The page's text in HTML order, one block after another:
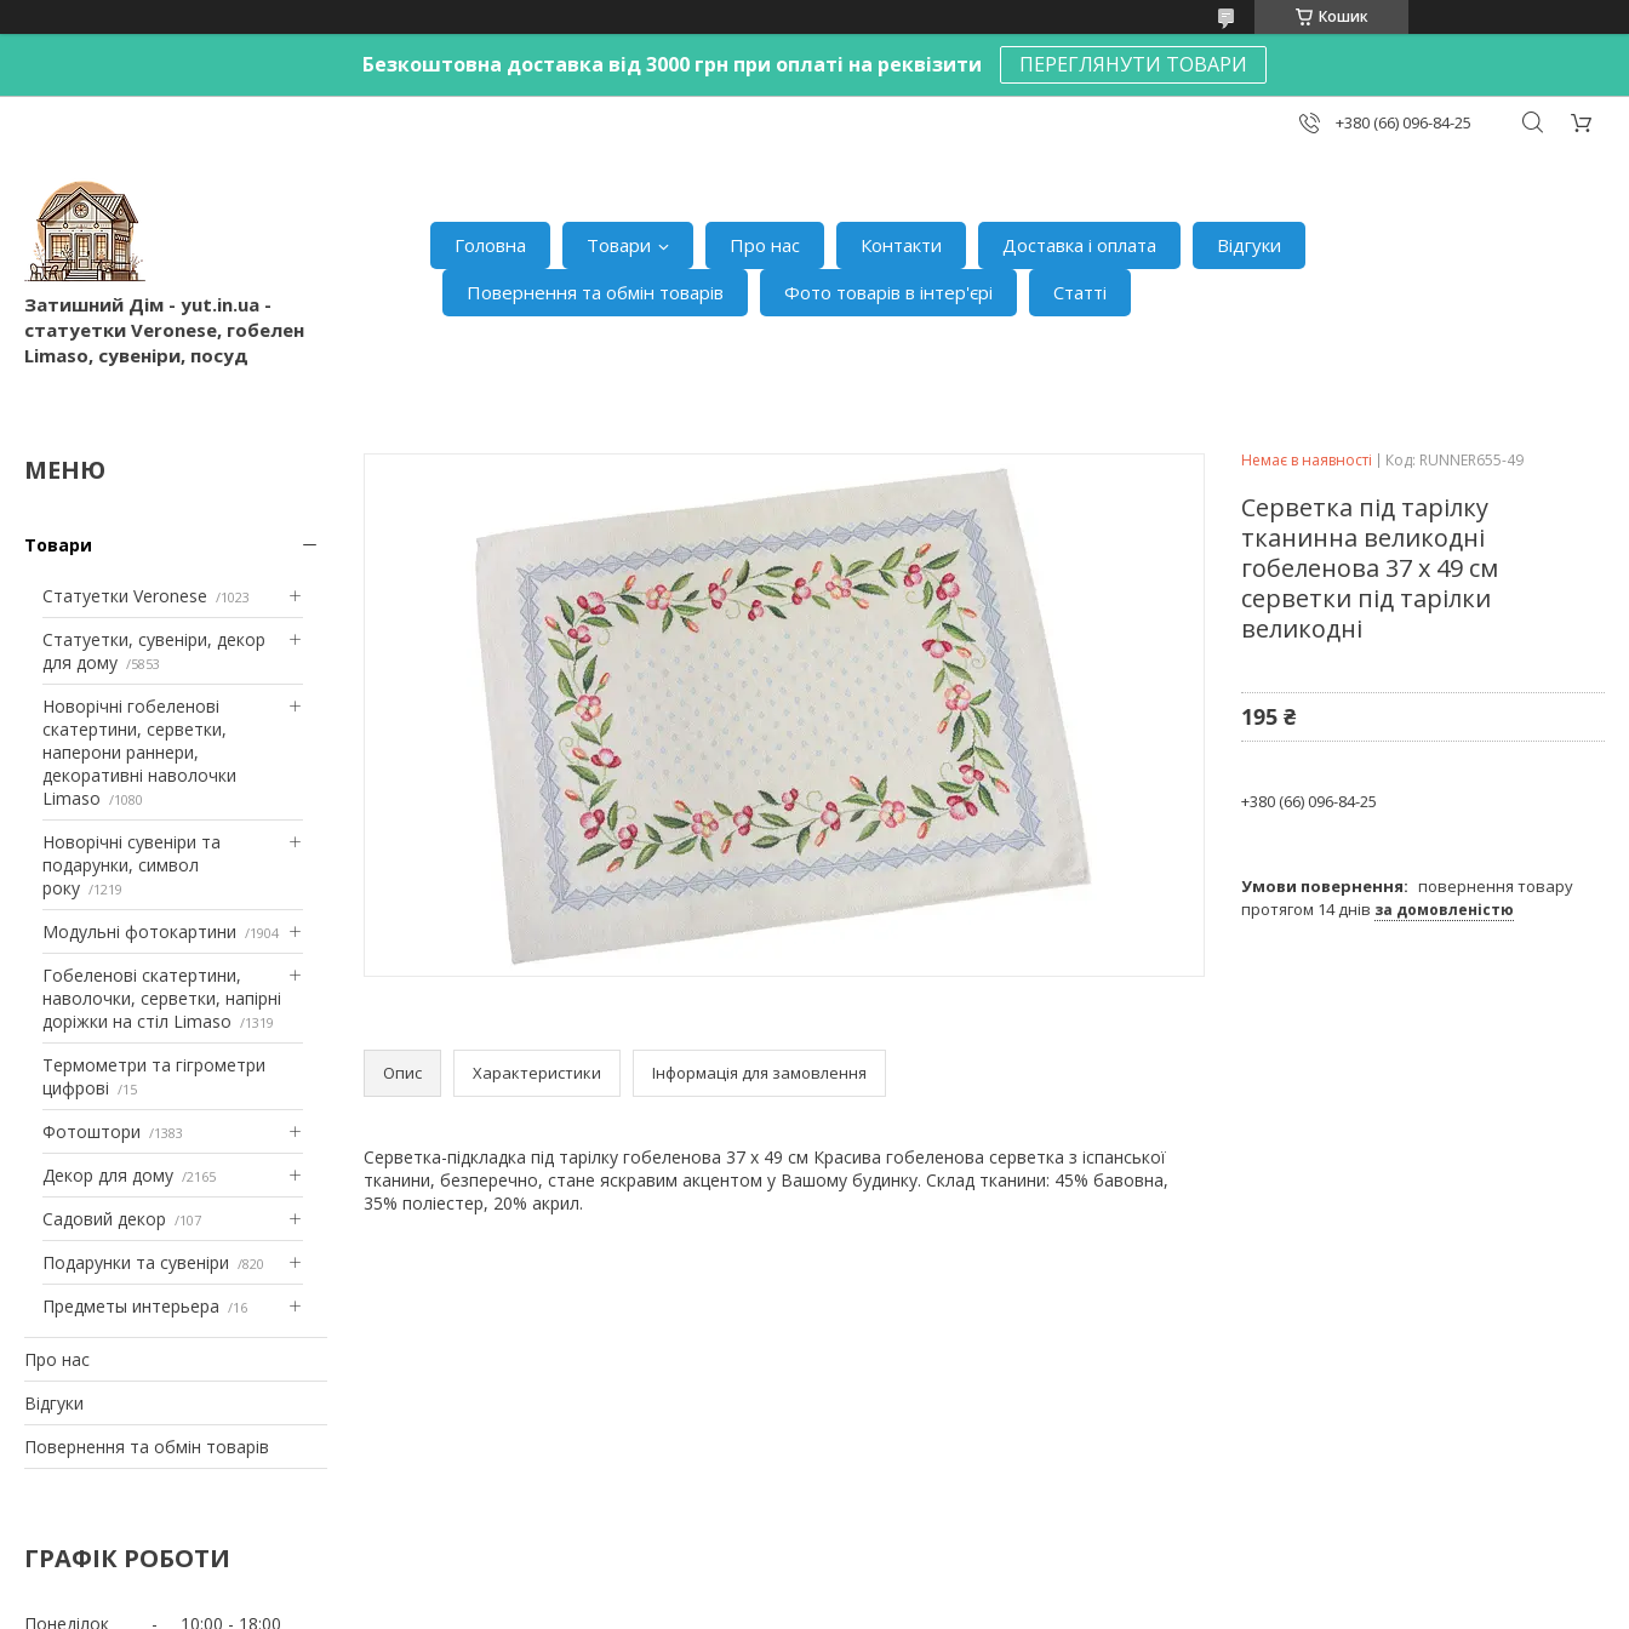
Кошик
Безкоштовна доставка від 3000 грн при оплаті на реквізити ПЕРЕГЛЯНУТИ ТОВАРИ
+380 (66) 096-84-25
Затишний Дім - yut.in.ua -
статуетки Veronese, гобелен
Limaso, сувеніри, посуд
Головна Товари Про нас Контакти Доставка і оплата
Відгуки
Повернення та обмін товарів
Фото товарів в інтер'єрі Статті
Товари
Статуетки Veronese 1023
Статуетки, сувеніри, декор
для дому
5853
Новорічні гобеленові
скатертини, серветки,
наперони раннери,
декоративні наволочки
Limaso
1080
Новорічні сувеніри та
подарунки, символ
року
1219
Модульні фотокартини 1904
Гобеленові скатертини,
наволочки, серветки, напірні
доріжки на стіл Limaso
1319
Термометри та гігрометри
цифрові
15
Фотоштори 1383
Декор для дому 2165
Садовий декор 107
Подарунки та сувеніри 820
Предметы интерьера 16
Про нас
Відгуки
Повернення та обмін товарів
ГРАФІК РОБОТИ
Понеділок 10:00 18:00
Опис Характеристики Інформація для замовлення
Серветка-підкладка під тарілку гобеленова 37 х 49 см Красива гобеленова серветка з іспанської
тканини, безперечно, стане яскравим акцентом у Вашому будинку. Склад тканини: 45% бавовна,
35% поліестер, 20% акрил.
Немає в наявності Код: RUNNER655-49
Серветка під тарілку
тканинна великодні
гобеленова 37 х 49 см
серветки під тарілки
великодні
195 ₴
+380 (66) 096-84-25
повернення товару
протягом 14 днів за домовленістю